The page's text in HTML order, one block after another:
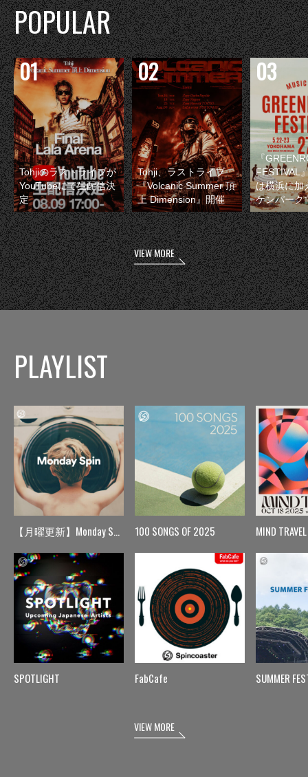
POPULAR
Tohjiのラストライブが
YouTubeにて生配信決
定
Tohji、ラストライブ
『Volcanic Summer 頂
上 Dimension』開催
『
FESTIVAL
は横浜に加
ケンパーク
VIEW MORE
PLAYLIST
【月曜更新】Monday Spin
SPOTLIGHT
100 SONGS OF 2025
FabCafe
MIND TRAVEL
SUMMER
VIEW MORE